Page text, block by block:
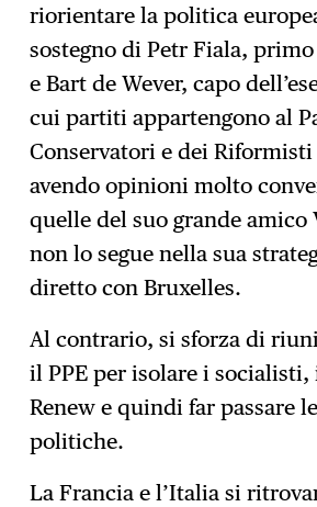
riorientare la politica
sostegno di Petr Fiala,
e Bart de Wever, capo
cui partiti appartengono al
Conservatori e dei
avendo opinioni molto
quelle del suo grande amico
non lo segue nella sua
diretto con Bruxelles.
Al contrario, si sforza di
il PPE per isolare i socialisti,
Renew e quindi far passare
politiche.
La Francia e l’Italia si